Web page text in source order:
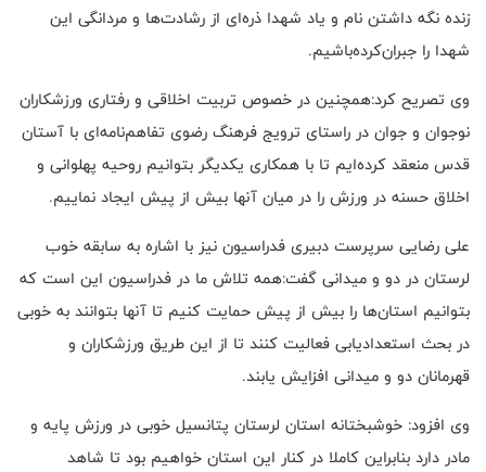
زنده نگه داشتن نام و یاد شهدا ذره‌ای از رشادت‌ها و مردانگی این
شهدا را جبران‌کرده‌باشیم.
وی تصریح کرد:همچنین در خصوص تربیت اخلاقی و رفتاری ورزشکاران
نوجوان و جوان در راستای ترویج فرهنگ رضوی تفاهم‌نامه‌ای با آستان
قدس منعقد کرد‌ه‌ایم تا با همکاری یکدیگر بتوانیم روحیه پهلوانی و
اخلاق حسنه در ورزش را در میان آنها بیش از پیش ایجاد نماییم.
علی رضایی سرپرست دبیری فدراسیون نیز با اشاره به سابقه خوب
لرستان در دو و میدانی گفت:همه تلاش ما در فدراسیون این است که
بتوانیم استان‌ها را بیش از پیش حمایت کنیم تا آنها بتوانند به خوبی
در بحث استعدادیابی فعالیت کنند تا از این طریق ورزشکاران و
قهرمانان دو و میدانی افزایش یابند.
وی افزود: خوشبختانه استان لرستان پتانسیل خوبی در ورزش پایه و
مادر دارد بنابراین کاملا در کنار این استان خواهیم بود تا شاهد